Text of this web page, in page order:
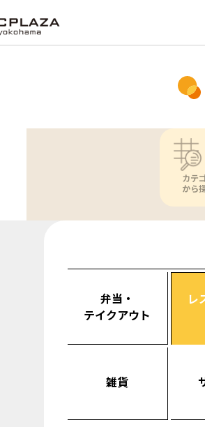
カテ
から
弁当・
テイクアウト
レ
雑貨